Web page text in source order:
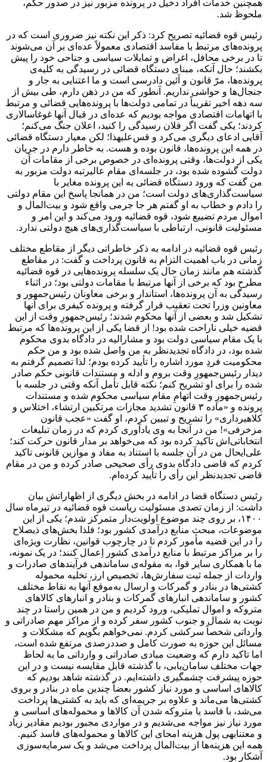
همچنین خدمات افراد دخیل در پرونده مزبور نیز در صدور حکم،
ملحوظ شد.
رئیس قوه قضائیه تصریح کرد: ذکر این نکته نیز ضروری است که در
پرونده‌های مرتبط با مفاسد اقتصادی معمولاً عده‌ای بر آن می‌شوند
تا در برخی محافل، اغراض و تمایلات سیاسی و جناحی خود را پیش
بکشند؛ حال آنکه، مبنای دستگاه قضائی در رسیدگی به کلیه‌ی
پرونده‌ها، مرّ قانون و آئین دادرسی است و ما اعتنایی به جار و
جنجال‌ها و حواشی نداریم. آنطور که من در ذهن دارم، طی بیش از
سه دهه اخیر تقریباً در تمامی دولت‌ها با پرونده‌هایی قضائی و مرتبط
با اتهامات اقتصادی مواجه بودیم که عده‌ای در قبال آنها غوغاسالاری
کردند؛ یکی گفت اگر فلان رسیدگی را کنید، اعلان جنگ می‌کنم؛
آقایی ادعای دیگری می‌کرد و قس‌علیهذا ؛ لکن معیار دستگاه قضائی
در همه این پرونده‌ها، قانون بوده و هست. به خاطر دارم در جریان
یکی از دولت‌ها، وقتی پرونده‌ای در خصوص برخی از مقامات آن
دولت گشوده شده بود، در جلسه‌ای مقام عالیرتبه دولت مزبور به
من گفت که ورود دستگاه قضائی به این پرونده مغایر با
سیاست‌گذاری‌های دولت است؛ من در همانجا پاسخ این مقام دولتی
را دادم و خطاب به او گفتم هر جا جرمی واقع شود و بیت‌المال و
اموال مردم تضییع شود، قوه قضائیه ورود می‌کند و این امر و
مسئولیت قانونی، ارتباطی با سیاست‌گذاری‌های هیچ دولتی ندارد.
رئیس قوه قضائیه در ادامه به ذکر خاطراتی دیگر از مقاطع مختلف
زمانی در باب اهمیت التزام به قانون پرداخت و گفت: در مقاطع
گذشته هم مانند زمان حال یک سلسله پرونده‌هایی در قوه قضائیه
مطرح بود که برخی از آنها مرتبط با مقامات دولتی بود؛ در
اثناء
رسیدگی به آن پرونده‌ها، استاندار و برخی معاونان رئیس‌جمهور و
معاونین وزرا تحت تعقیب قرار گرفته و پرونده کیفری برای آنها
تشکیل شد و بعضی از آنها محکوم شدند؛ رئیس‌جمهورِ وقت از این
قضیه خیلی ناراحت شده بود! از قضا یکی از این پرونده‌ها که مرتبط
با یک مقام سیاسی دولت بود و مشارالیه در دادگاه بدوی محکوم
شده بود، در دادگاه تجدیدنظر به من واصل شده بود و من حکم
محکومیت فردِ مورد اشاره را تأیید کرده بودم؛ لذا تصمیم گرفتم به
دیدار رئیس‌جمهورِ وقت بروم و ادله و مستندات قانونی حکم صادر
شده را برای او تشریح کنم؛ نکته قابل تأمل آنکه وقتی در جلسه با
رئیس‌جمهورِ وقت اتهامِ مقام سیاسی محکوم شده و مستندات
پرونده و «ماده ۳ قانون تشدید مجازات مرتکبین
ارتشاء، اختلاس و
کلاهبرداری» را تشریح و تبیین کردم، او گفت «عجب قانون
مزخرفی»! من در آنجا به وی یادآوری کردم که در زمان تبلیغات
انتخاباتی‌اش تاکید کرده بود که می‌خواهد بر مدار قانون حرکت کند؛
علی‌ایحال من در آن جلسه با استناد به مفاد و موازین قانونی تاکید
کردم که قاضی دادگاه بدوی رأی صحیحی صادر کرده و من در مقام
قاضی تجدیدنظر این رأی را تأیید کرده‌ام.
رئیس دستگاه قضا در ادامه در بخش دیگری از اظهاراتش بیان
داشت: از زمان تصدی مسئولیت ریاست قوه قضائیه در تیرماه سال
۱۴۰۰، بر روی چند موضوع اولویت‌دار متمرکز شدم؛ یکی از این
موضوعات، مبحث منابع درآمدی کشور بود؛ فلذا بخش‌های ذیصلاح
را در این قضیه مأمور کردم تا در چارچوب قوانین، نظارت ویژه‌ای
را بر مراکز مرتبط با منابع درآمدی کشور اِعمال کنند؛ در یک نمونه،
ما با همکاری سایر قوا، به مقوله‌ی ساماندهی فرآیندهای صادرات و
واردات از جمله ثبت سفارش‌ها، تخصیص ارز، تخلیه محموله
کشتی‌ها در بنادر و گمرکات و ارسال به‌موقع آنها به نقاط مختلف
کشور و ساماندهی انبارهای گمرکات و بنادر و انبارهای کالاهای
متروکه و اموال تملیکی، ورود کردیم و من در همین راستا در چند
نوبت به شمال و جنوب کشور سفر کرده و از مراکز مهم صادراتی و
وارداتی شخصاً سرکشی کردم. نمی‌خواهم بگویم که مشکلات و
مسائل این حوزه به صورت کامل و صددرصدی مرتفع شده است،
اما تاکید دارم که وضعیت مبادی صادراتی و وارداتی ما به لحاظ
جهات مختلف سامان‌یابی، با گذشته قابل مقایسه نیست و در این
حوزه پیشرفت چشمگیری داشته‌ایم. در گذشته شاهد بودیم که
کالاهای اساسی و مورد نیاز کشور بعضاً چندین ماه در بنادر و بروی
کشتی‌ها می‌ماند و علاوه بر جریمه‌ای که باید به کشتی‌ها پرداخت
می‌شد، با فاسد یا متروکه شدن آن کالاها و محموله‌های اساسی و
مورد نیاز نیز مواجه می‌شدیم و در مواردی مجبور بودیم مقادیر زیاد
و معتنابهی پول هزینه امحای این کالاها و محموله‌های فاسد کنیم.
همه این هزینه‌ها از بیت‌المال پرداخت می‌شد و یک سرمایه‌سوزی
آشکار بود.